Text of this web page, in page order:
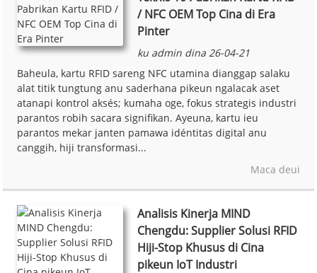
/ NFC OEM Top Cina di Era
Pinter
ku admin dina 26-04-21
Baheula, kartu RFID sareng NFC utamina dianggap salaku
alat titik tungtung anu saderhana pikeun ngalacak aset
atanapi kontrol aksés; kumaha oge, fokus strategis industri
parantos robih sacara signifikan. Ayeuna, kartu ieu
parantos mekar janten pamawa idéntitas digital anu
canggih, hiji transformasi...
Maca deui
Analisis Kinerja MIND
Chengdu: Supplier Solusi RFID
Hiji-Stop Khusus di Cina
pikeun IoT Industri